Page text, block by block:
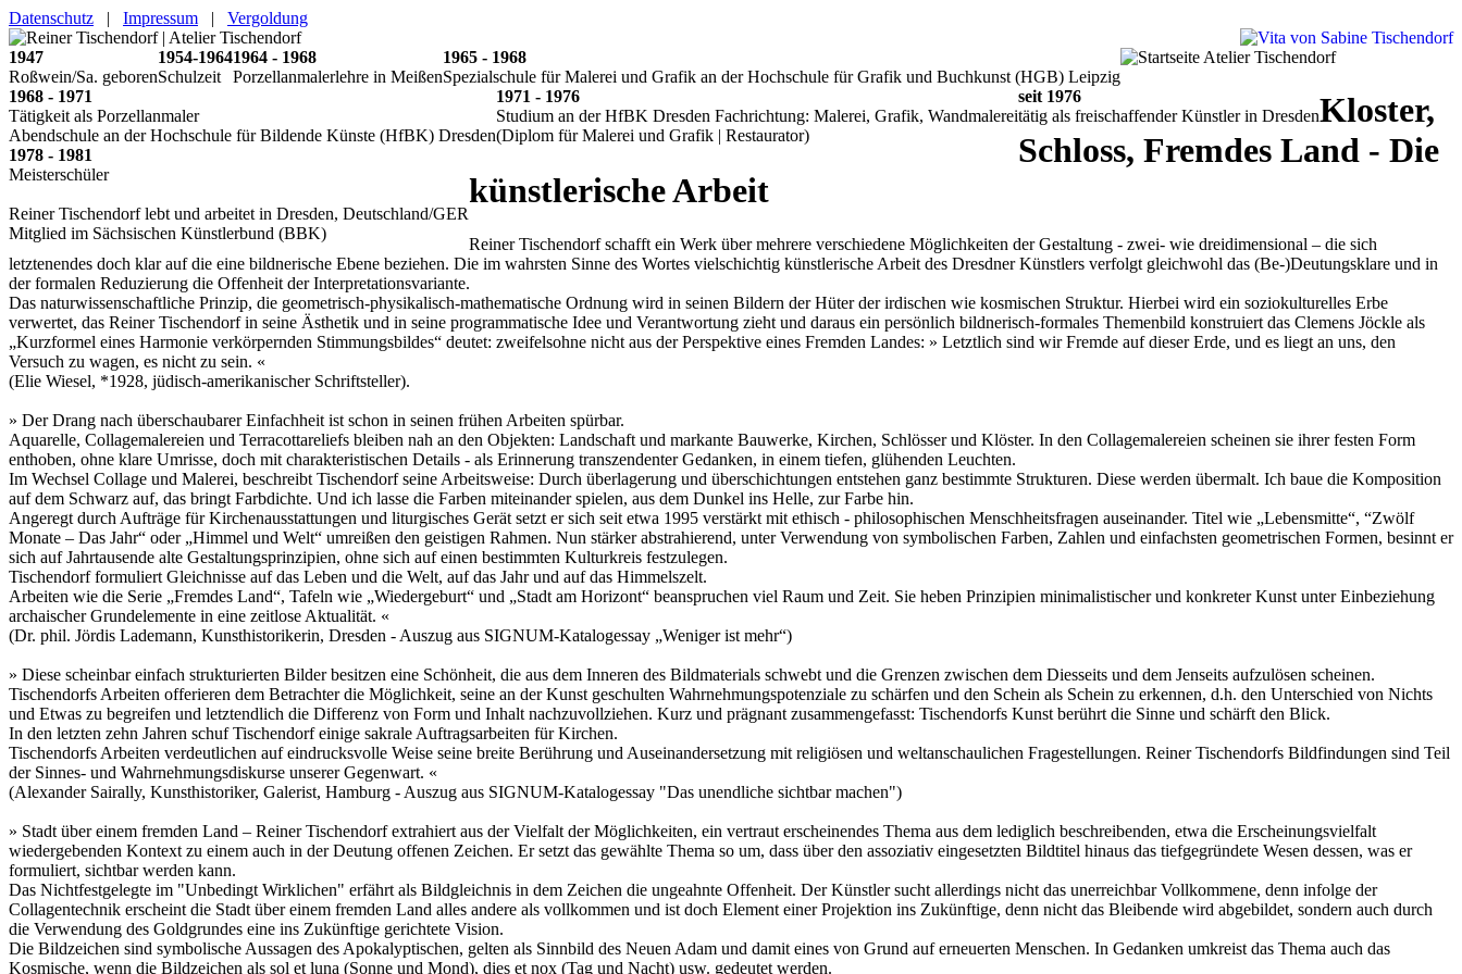
Datenschutz | Impressum | Vergoldung
1947
Roßwein/Sa. geboren
1954-1964
Schulzeit
1964 - 1968
Porzellanmalerlehre in Meißen
1965 - 1968
Spezialschule für Malerei und Grafik an der Hochschule für Grafik und Buchkunst (HGB) Leipzig
1968 - 1971
Tätigkeit als Porzellanmaler
Abendschule an der Hochschule für Bildende Künste (HfBK) Dresden
1971 - 1976
Studium an der HfBK Dresden Fachrichtung: Malerei, Grafik, Wandmalerei
(Diplom für Malerei und Grafik | Restaurator)
seit 1976
tätig als freischaffender Künstler in Dresden
1978 - 1981
Meisterschüler
Reiner Tischendorf lebt und arbeitet in Dresden, Deutschland/GER
Mitglied im Sächsischen Künstlerbund (BBK)
Kloster,
Schloss, Fremdes Land - Die
künstlerische Arbeit
Reiner Tischendorf schafft ein Werk über mehrere verschiedene Möglichkeiten der Gestaltung - zwei- wie dreidimensional – die sich
letztenendes doch klar auf die eine bildnerische Ebene beziehen. Die im wahrsten Sinne des Wortes vielschichtig künstlerische Arbeit des Dresdner Künstlers verfolgt gleichwohl das (Be-)Deutungsklare und in
der formalen Reduzierung die Offenheit der Interpretationsvariante.
Das naturwissenschaftliche Prinzip, die geometrisch-physikalisch-mathematische Ordnung wird in seinen Bildern der Hüter der irdischen wie kosmischen Struktur. Hierbei wird ein soziokulturelles Erbe
verwertet, das Reiner Tischendorf in seine Ästhetik und in seine programmatische Idee und Verantwortung zieht und daraus ein persönlich bildnerisch-formales Themenbild konstruiert das Clemens Jöckle als
„Kurzformel eines Harmonie verkörpernden Stimmungsbildes“ deutet: zweifelsohne nicht aus der Perspektive eines Fremden Landes: » Letztlich sind wir Fremde auf dieser Erde, und es liegt an uns, den
Versuch zu wagen, es nicht zu sein. «
(Elie Wiesel, *1928, jüdisch-amerikanischer Schriftsteller).
» Der Drang nach überschaubarer Einfachheit ist schon in seinen frühen Arbeiten spürbar.
Aquarelle, Collagemalereien und Terracottareliefs bleiben nah an den Objekten: Landschaft und markante Bauwerke, Kirchen, Schlösser und Klöster. In den Collagemalereien scheinen sie ihrer festen Form
enthoben, ohne klare Umrisse, doch mit charakteristischen Details - als Erinnerung transzendenter Gedanken, in einem tiefen, glühenden Leuchten.
Im Wechsel Collage und Malerei, beschreibt Tischendorf seine Arbeitsweise: Durch überlagerung und überschichtungen entstehen ganz bestimmte Strukturen. Diese werden übermalt. Ich baue die Komposition
auf dem Schwarz auf, das bringt Farbdichte. Und ich lasse die Farben miteinander spielen, aus dem Dunkel ins Helle, zur Farbe hin.
Angeregt durch Aufträge für Kirchenausstattungen und liturgisches Gerät setzt er sich seit etwa 1995 verstärkt mit ethisch - philosophischen Menschheitsfragen auseinander. Titel wie „Lebensmitte“, “Zwölf
Monate – Das Jahr“ oder „Himmel und Welt“ umreißen den geistigen Rahmen. Nun stärker abstrahierend, unter Verwendung von symbolischen Farben, Zahlen und einfachsten geometrischen Formen, besinnt er
sich auf Jahrtausende alte Gestaltungsprinzipien, ohne sich auf einen bestimmten Kulturkreis festzulegen.
Tischendorf formuliert Gleichnisse auf das Leben und die Welt, auf das Jahr und auf das Himmelszelt.
Arbeiten wie die Serie „Fremdes Land“, Tafeln wie „Wiedergeburt“ und „Stadt am Horizont“ beanspruchen viel Raum und Zeit. Sie heben Prinzipien minimalistischer und konkreter Kunst unter Einbeziehung
archaischer Grundelemente in eine zeitlose Aktualität. «
(Dr. phil. Jördis Lademann, Kunsthistorikerin, Dresden - Auszug aus SIGNUM-Katalogessay „Weniger ist mehr“)
» Diese scheinbar einfach strukturierten Bilder besitzen eine Schönheit, die aus dem Inneren des Bildmaterials schwebt und die Grenzen zwischen dem Diesseits und dem Jenseits aufzulösen scheinen.
Tischendorfs Arbeiten offerieren dem Betrachter die Möglichkeit, seine an der Kunst geschulten Wahrnehmungspotenziale zu schärfen und den Schein als Schein zu erkennen, d.h. den Unterschied von Nichts
und Etwas zu begreifen und letztendlich die Differenz von Form und Inhalt nachzuvollziehen. Kurz und prägnant zusammengefasst: Tischendorfs Kunst berührt die Sinne und schärft den Blick.
In den letzten zehn Jahren schuf Tischendorf einige sakrale Auftragsarbeiten für Kirchen.
Tischendorfs Arbeiten verdeutlichen auf eindrucksvolle Weise seine breite Berührung und Auseinandersetzung mit religiösen und weltanschaulichen Fragestellungen. Reiner Tischendorfs Bildfindungen sind Teil
der Sinnes- und Wahrnehmungsdiskurse unserer Gegenwart. «
(Alexander Sairally, Kunsthistoriker, Galerist, Hamburg - Auszug aus SIGNUM-Katalogessay "Das unendliche sichtbar machen")
» Stadt über einem fremden Land – Reiner Tischendorf extrahiert aus der Vielfalt der Möglichkeiten, ein vertraut erscheinendes Thema aus dem lediglich beschreibenden, etwa die Erscheinungsvielfalt
wiedergebenden Kontext zu einem auch in der Deutung offenen Zeichen. Er setzt das gewählte Thema so um, dass über den assoziativ eingesetzten Bildtitel hinaus das tiefgegründete Wesen dessen, was er
formuliert, sichtbar werden kann.
Das Nichtfestgelegte im "Unbedingt Wirklichen" erfährt als Bildgleichnis in dem Zeichen die ungeahnte Offenheit. Der Künstler sucht allerdings nicht das unerreichbar Vollkommene, denn infolge der
Collagentechnik erscheint die Stadt über einem fremden Land alles andere als vollkommen und ist doch Element einer Projektion ins Zukünftige, denn nicht das Bleibende wird abgebildet, sondern auch durch
die Verwendung des Goldgrundes eine ins Zukünftige gerichtete Vision.
Die Bildzeichen sind symbolische Aussagen des Apokalyptischen, gelten als Sinnbild des Neuen Adam und damit eines von Grund auf erneuerten Menschen. In Gedanken umkreist das Thema auch das
Kosmische, wenn die Bildzeichen als sol et luna (Sonne und Mond), dies et nox (Tag und Nacht) usw. gedeutet werden.